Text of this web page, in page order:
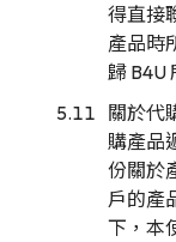
得直接
產品時
歸 B4U
關於代
購產品
份關於
戶的產
下，本